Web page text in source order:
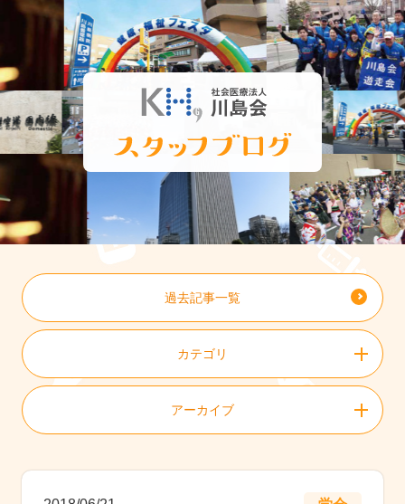
過去記事一覧
カテゴリ
アーカイブ